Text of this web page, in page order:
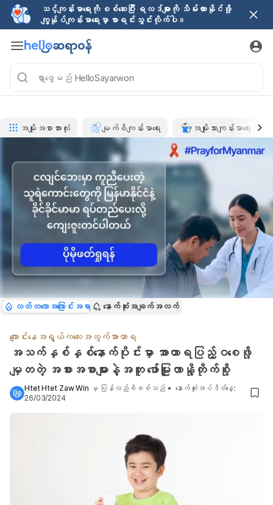
သင့်ကျန်းမာရေးကို စစ်ဆေးပြီး ရလဒ်များကို သိမ်းထားနိုင်ဖို့
ကျွန်ုပ်ကျန်းမာရေးမှာ စာရင်းသွင်းလိုက်ပါ။
အမျိုးအစားအားလုံး မျက်စိကျန်းမာရေး အမျိုးသားကျန်းမာရေး
လတ်တလောအကြောင်းအရာ နောက်ဆုံးအချက်အလက်
ကျောင်းနေအရွယ်ကလေးအတွက်အာဟာရ
အသက်နှစ်နှစ်နောက်ပိုင်းမှာ အာဟာရပြည့်ဝစေဖို့
မျှတတဲ့ အစားအစာများနဲ့အတူ ဖော်မြူလာနို့တိုက်စို့
Htet Htet Zaw Win မှ ပြန်လည်စိစစ်သည် • နောက်ဆုံးအပ်ဒိတ်နေ့:
26/03/2024